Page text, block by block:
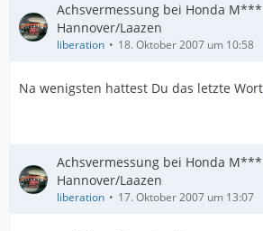
Achsvermessung bei Honda
Hannover/Laazen
liberation 18. Oktober 2007 um 10:58
Na wenigsten hattest Du das letzte
Achsvermessung bei Honda
Hannover/Laazen
liberation 17. Oktober 2007 um 13:07